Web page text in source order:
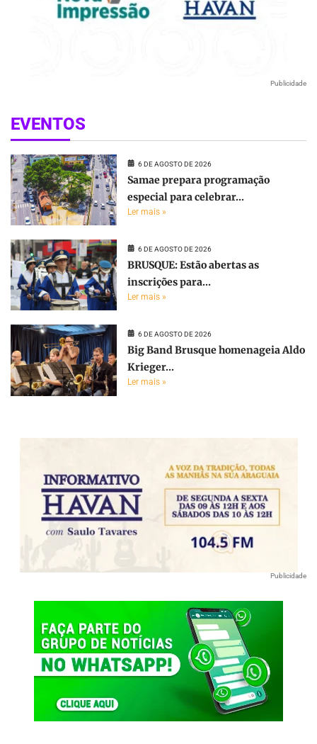
Publicidade
EVENTOS
6 DE AGOSTO DE 2026
Samae prepara programação
especial para celebrar...
Ler mais »
6 DE AGOSTO DE 2026
BRUSQUE: Estão abertas as
inscrições para...
Ler mais »
6 DE AGOSTO DE 2026
Big Band Brusque homenageia Aldo
Krieger...
Ler mais »
Publicidade